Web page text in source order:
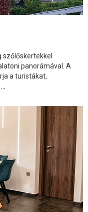
szőlőskertekkel
panorámával. A
a turistákat,